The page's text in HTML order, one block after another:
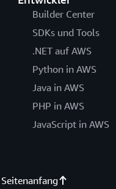
Builder Center
SDKs und Tools
.NET auf AWS
Python in AWS
Java in AWS
PHP in AWS
JavaScript in AWS